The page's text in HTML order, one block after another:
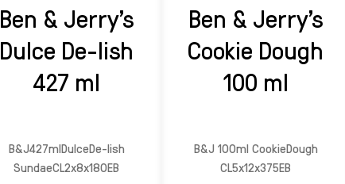
Ben & Jerry's
Dulce De-lish
427 ml
B&J427mlDulceDe-lish
SundaeCL2x8x180EB
Ben & Jerry's
Cookie Dough
100 ml
B&J 100ml CookieDough
CL5x12x375EB